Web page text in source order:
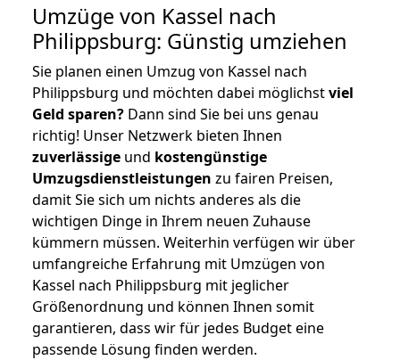
Umzüge von Kassel nach
Philippsburg: Günstig umziehen
Sie planen einen Umzug von Kassel nach
Philippsburg und möchten dabei möglichstviel
Geld sparen? Dann sind Sie bei uns genau
richtig! Unser Netzwerk bieten Ihnen
zuverlässige und kostengünstige
Umzugsdienstleistungen zu fairen Preisen,
damit Sie sich um nichts anderes als die
wichtigen Dinge in Ihrem neuen Zuhause
kümmern müssen. Weiterhin verfügen wir über
umfangreiche Erfahrung mit Umzügen von
Kassel nach Philippsburg mit jeglicher
Größenordnung und können Ihnen somit
garantieren, dass wir für jedes Budget eine
passende Lösung finden werden.